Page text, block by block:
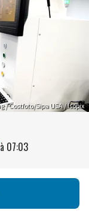
/ Costfoto/Sipa USA / Isopix
à 07:03